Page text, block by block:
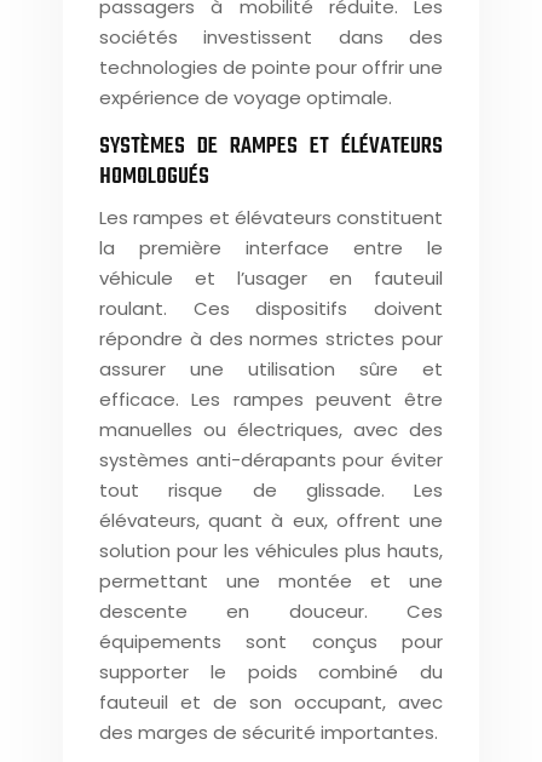
passagers à mobilité réduite. Les
sociétés investissent dans des
technologies de pointe pour offrir une
expérience de voyage optimale.
SYSTÈMES DE RAMPES ET ÉLÉVATEURS
HOMOLOGUÉS
Les rampes et élévateurs constituent
la première interface entre le
véhicule et l’usager en fauteuil
roulant. Ces dispositifs doivent
répondre à des normes strictes pour
assurer une utilisation sûre et
efficace. Les rampes peuvent être
manuelles ou électriques, avec des
systèmes anti-dérapants pour éviter
tout risque de glissade. Les
élévateurs, quant à eux, offrent une
solution pour les véhicules plus hauts,
permettant une montée et une
descente en douceur. Ces
équipements sont conçus pour
supporter le poids combiné du
fauteuil et de son occupant, avec
des marges de sécurité importantes.